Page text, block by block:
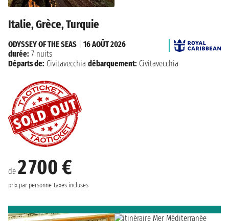
Italie, Grèce, Turquie
de 2 700 €
prix par personne taxes incluses
ODYSSEY OF THE SEAS
16 AOÛT 2026
durée: 7 nuits
Départs de: Civitavecchia débarquement: Civitavecchia